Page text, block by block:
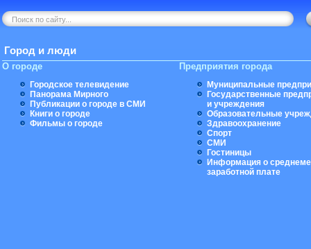
Город и люди
О городе
Городское телевидение
Панорама Мирного
Публикации о городе в СМИ
Книги о городе
Фильмы о городе
Предприятия города
Муниципальные
Государственные
и учреждения
Образовательные
Здравоохранение
Спорт
СМИ
Гостиницы
Информация о
заработной плате